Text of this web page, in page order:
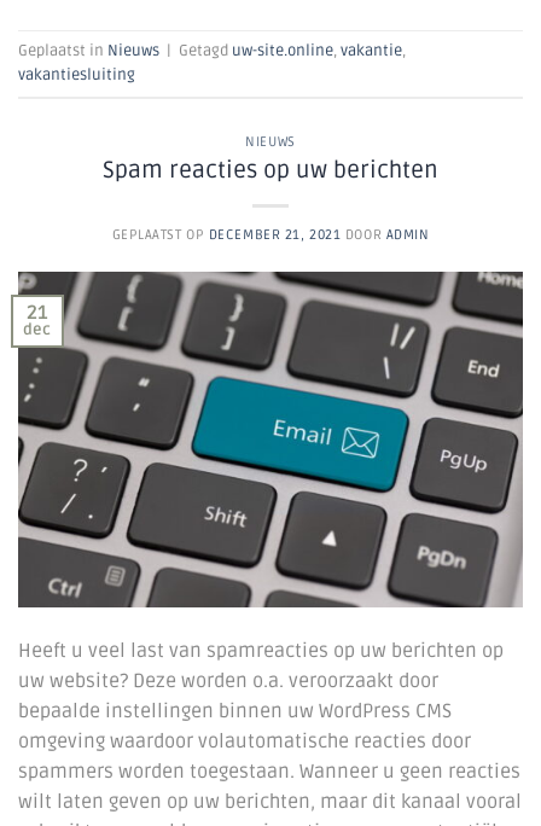
Geplaatst in Nieuws | Getagd uw-site.online,vakantie,
vakantiesluiting
NIEUWS
Spam reacties op uw berichten
GEPLAATST OP DECEMBER 21, 2021 DOOR ADMIN
21
dec
Heeft u veel last van spamreacties op uw berichten op
uw website? Deze worden o.a. veroorzaakt door
bepaalde instellingen binnen uw WordPress CMS
omgeving waardoor volautomatische reacties door
spammers worden toegestaan. Wanneer u geen reacties
wilt laten geven op uw berichten, maar dit kanaal vooral